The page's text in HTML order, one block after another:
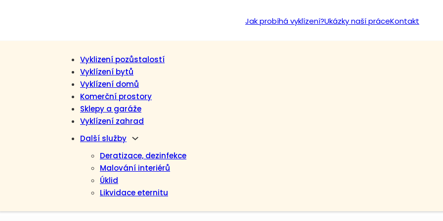
Jak probíhá vyklízení?Ukázky naší práceKontakt
Vyklizení pozůstalostí
Vyklízení bytů
Vyklízení domů
Komerční prostory
Sklepy a garáže
Vyklízení zahrad
Další služby
Deratizace, dezinfekce
Malování interiérů
Úklid
Likvidace eternitu